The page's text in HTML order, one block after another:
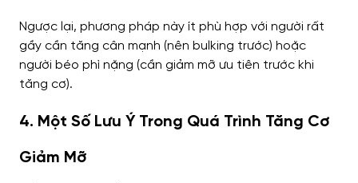
Ngược lại, phương pháp này ít phù hợp với người rất
gầy cần tăng cân mạnh (nên bulking trước) hoặc
người béo phì nặng (cần giảm mỡ ưu tiên trước khi
tăng cơ).
4. Một Số Lưu Ý Trong Quá Trình Tăng Cơ
Giảm Mỡ